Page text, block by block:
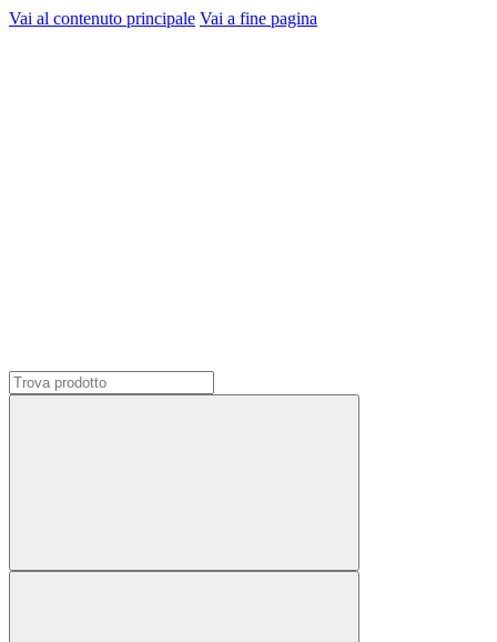
Vai al contenuto principale Vai a fine pagina